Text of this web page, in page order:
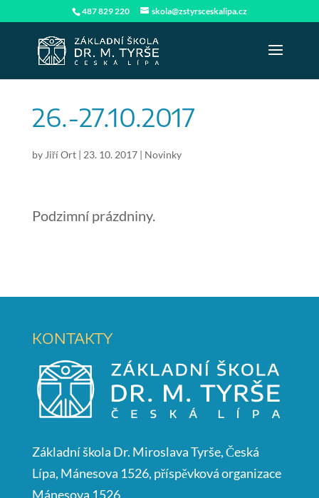
487 829 220 skola@zstyrsceskalipa.cz
26.-27.10.2017
by Jiří Ort| 23. 10. 2017| Novinky
Podzimní prázdniny.
KONTAKTY
Základní škola Dr. Miroslava Tyrše, Česká
Lípa, Mánesova 1526, příspěvková organizace
Mánesova 1526